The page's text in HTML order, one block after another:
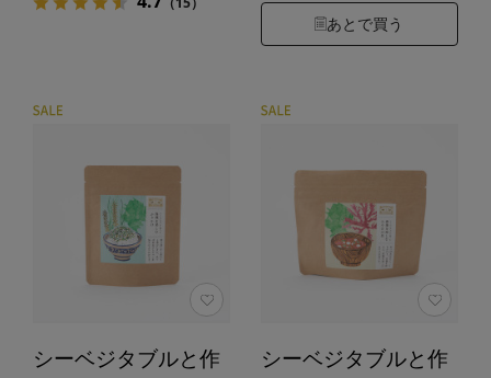
あとで買う
シーベジタブルと作
シーベジタブルと作